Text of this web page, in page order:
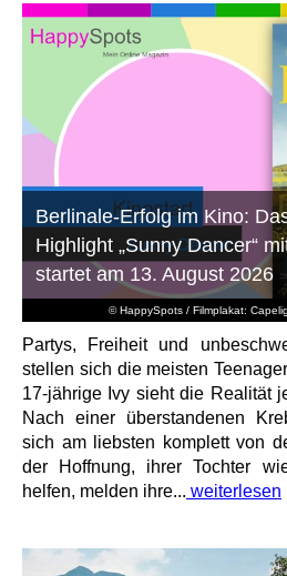
© HappySpots / Filmplakat:
Berlinale-Erfolg im Kino:
Highlight „Sunny Dancer“
startet am 13. August 2026
Partys, Freiheit und
stellen sich die meisten
17-jährige Ivy sieht die Realität
Nach einer überstandenen
sich am liebsten komplett von
der Hoffnung, ihrer Tochter
helfen, melden ihre... weiterlesen